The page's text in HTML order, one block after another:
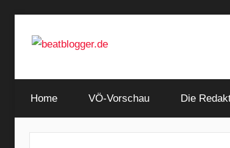
Inhalt
beatblogger.de
and
the
Home VÖ-Vorschau Die